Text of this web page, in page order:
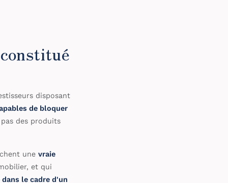
disposant
de bloquer
des produits
unevraie
et qui
le cadre d'un